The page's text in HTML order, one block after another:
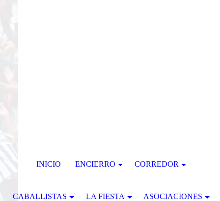
INICIO ENCIERRO CORREDOR
CABALLISTAS LA FIESTA ASOCIACIONES